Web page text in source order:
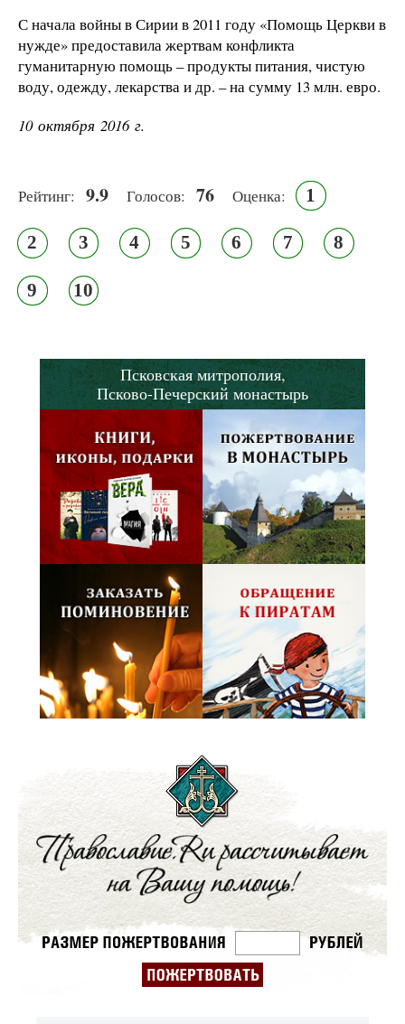
С начала войны в Сирии в 2011 году «Помощь Церкви в
нужде» предоставила жертвам конфликта
гуманитарную помощь – продукты питания, чистую
воду, одежду, лекарства и др. – на сумму 13 млн. евро.
10 октября 2016 г.
Рейтинг: 9.9 Голосов: 76 Оценка: 1
2 3 4 5 6 7 8
9 10
Псковская митрополия,
Псково-Печерский монастырь